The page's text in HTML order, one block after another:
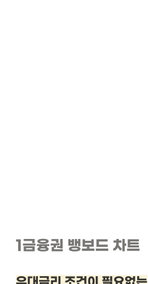
1금융권 뱅보드 차트